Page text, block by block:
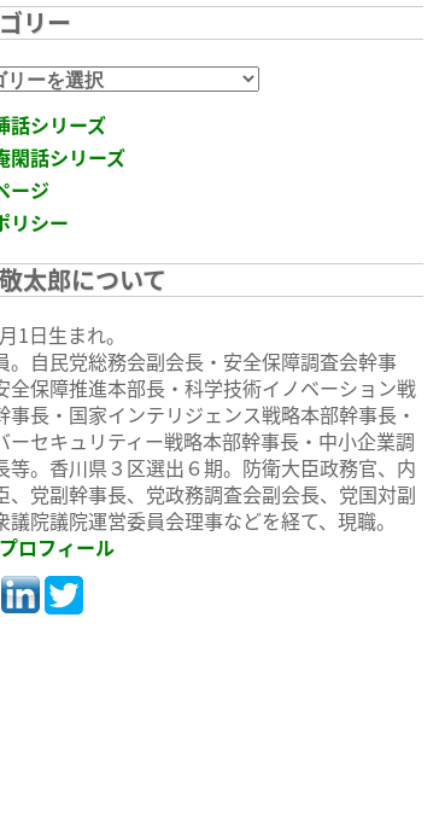
リー
話シリーズ
閑話シリーズ
ージ
リシー
太郎について
1日生まれ。
。自民党総務会副会長・安全保障調査会幹事
全保障推進本部長・科学技術イノベーション戦
事長・国家インテリジェンス戦略本部幹事長・
ーセキュリティー戦略本部幹事長・中小企業調
等。香川県３区選出６期。防衛大臣政務官、内
、党副幹事長、党政務調査会副会長、党国対副
議院議院運営委員会理事などを経て、現職。
ロフィール